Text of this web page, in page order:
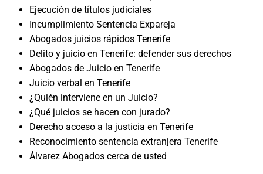
Ejecución de títulos judiciales
Incumplimiento Sentencia Expareja
Abogados juicios rápidos Tenerife
Delito y juicio en Tenerife: defender sus derechos
Abogados de Juicio en Tenerife
Juicio verbal en Tenerife
¿Quién interviene en un Juicio?
¿Qué juicios se hacen con jurado?
Derecho acceso a la justicia en Tenerife
Reconocimiento sentencia extranjera Tenerife
Álvarez Abogados cerca de usted